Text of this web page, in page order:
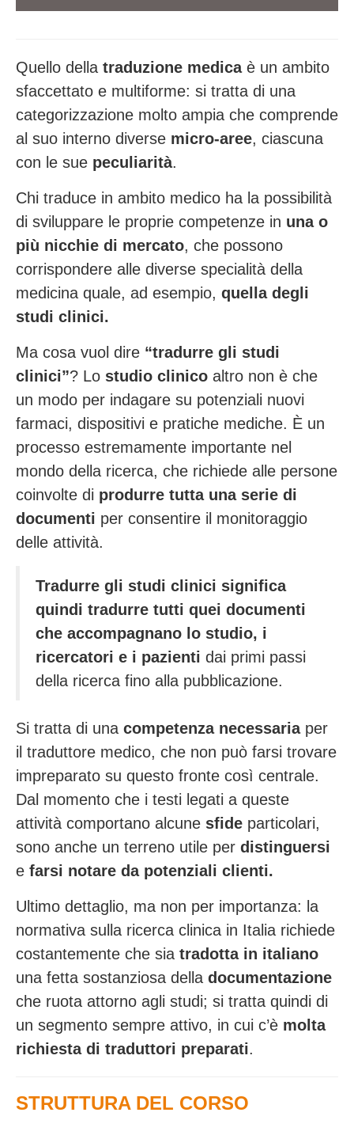
Quello della traduzione medicaè un ambito
sfaccettato e multiforme: si tratta di una
categorizzazione molto ampia che comprende
al suo interno diverse micro-aree, ciascuna
con le sue peculiarità.
Chi traduce in ambito medico ha la possibilità
di sviluppare le proprie competenze in una o
più nicchie di mercato, che possono
corrispondere alle diverse specialità della
medicina quale, ad esempio, quella degli
studi clinici.
Ma cosa vuol dire “tradurre gli studi
clinici”? Lo studio clinico altro non è che
un modo per indagare su potenziali nuovi
farmaci, dispositivi e pratiche mediche. È un
processo estremamente importante nel
mondo della ricerca, che richiede alle persone
coinvolte di produrre tutta una serie di
documenti per consentire il monitoraggio
delle attività.
Tradurre gli studi clinici significa
quindi tradurre tutti quei documenti
che accompagnano lo studio, i
ricercatori e i pazienti dai primi passi
della ricerca fino alla pubblicazione.
Si tratta di una competenza necessariaper
il traduttore medico, che non può farsi trovare
impreparato su questo fronte così centrale.
Dal momento che i testi legati a queste
attività comportano alcune sfide particolari,
sono anche un terreno utile per distinguersi
e farsi notare da potenziali clienti.
Ultimo dettaglio, ma non per importanza: la
normativa sulla ricerca clinica in Italia richiede
costantemente che sia tradotta in italiano
una fetta sostanziosa della documentazione
che ruota attorno agli studi; si tratta quindi di
un segmento sempre attivo, in cui c’è molta
richiesta di traduttori preparati.
STRUTTURA DEL CORSO